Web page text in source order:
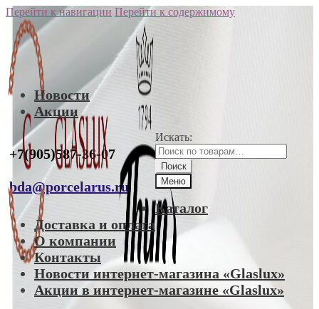
Перейти к навигации Перейти к содержимому
Новости
Акции
+7(905)587-36-07
bda@porcelarus.ru
Искать:
Поиск
Меню
Каталог
Доставка и оплата
О компании
Контакты
Новости интернет-магазина «Glaslux»
Акции в интернет-магазине «Glaslux»